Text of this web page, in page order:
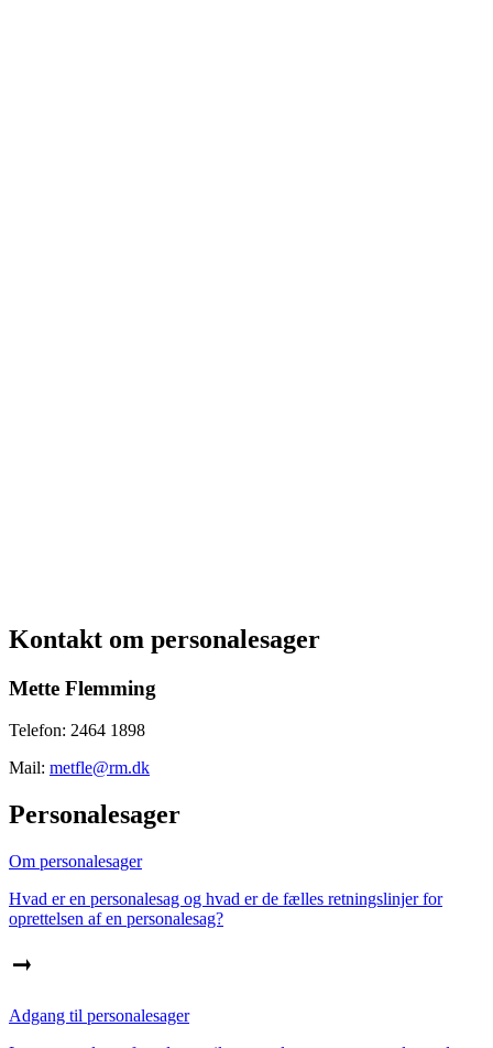
Kontakt om personalesager
Mette Flemming
Telefon: 2464 1898
Mail: metfle@rm.dk
Personalesager
Om personalesager
Hvad er en personalesag og hvad er de fælles retningslinjer for
oprettelsen af en personalesag?
Adgang til personalesager